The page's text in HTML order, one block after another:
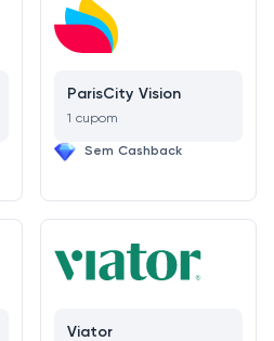
ParisCity Vision
1 cupom
Sem Cashback
Viator